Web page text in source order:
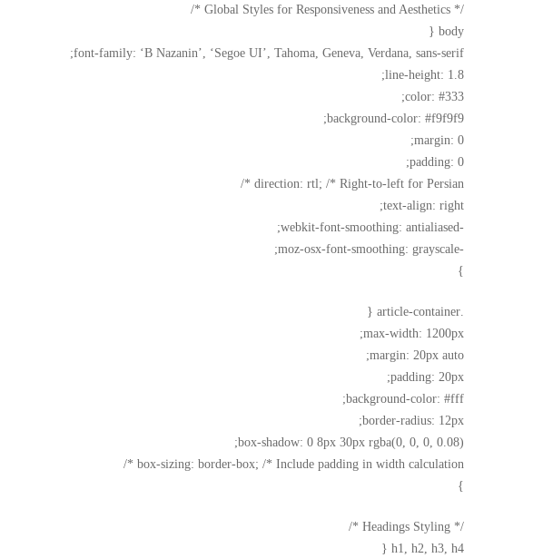
/* Global Styles for Responsiveness and Aesthetics */
body {
font-family: ‘B Nazanin’, ‘Segoe UI’, Tahoma, Geneva, Verdana, sans-serif;
line-height: 1.8;
color: #333;
background-color: #f9f9f9;
margin: 0;
padding: 0;
direction: rtl; /* Right-to-left for Persian */
text-align: right;
-webkit-font-smoothing: antialiased;
-moz-osx-font-smoothing: grayscale;
}
.article-container {
max-width: 1200px;
margin: 20px auto;
padding: 20px;
background-color: #fff;
border-radius: 12px;
box-shadow: 0 8px 30px rgba(0, 0, 0, 0.08);
box-sizing: border-box; /* Include padding in width calculation */
}
/* Headings Styling */
h1, h2, h3, h4 {